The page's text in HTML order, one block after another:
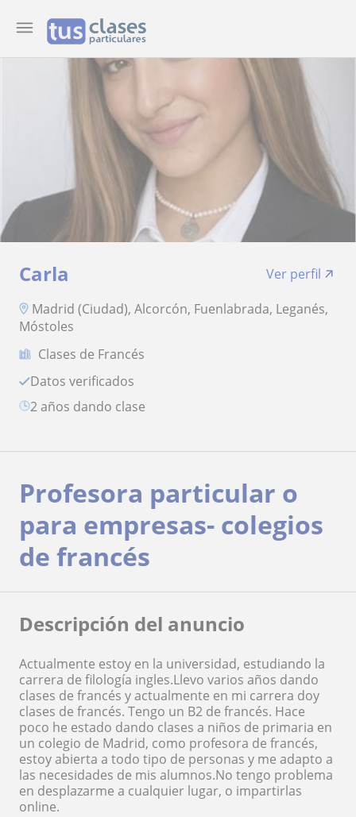
Carla
Ver perfil
Madrid (Ciudad), Alcorcón, Fuenlabrada, Leganés,
Móstoles
Clases de Francés
Datos verificados
2 años dando clase
Profesora particular o
para empresas- colegios
de francés
Descripción del anuncio
Actualmente estoy en la universidad, estudiando la
carrera de filología ingles.Llevo varios años dando
clases de francés y actualmente en mi carrera doy
clases de francés. Tengo un B2 de francés. Hace
poco he estado dando clases a niños de primaria en
un colegio de Madrid, como profesora de francés,
estoy abierta a todo tipo de personas y me adapto a
las necesidades de mis alumnos.No tengo problema
en desplazarme a cualquier lugar, o impartirlas
online.